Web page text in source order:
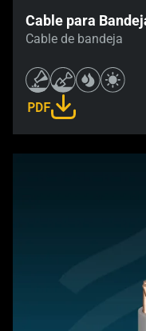
Cable para
Cable de bandeja
LINK OPENS IN A
PDF